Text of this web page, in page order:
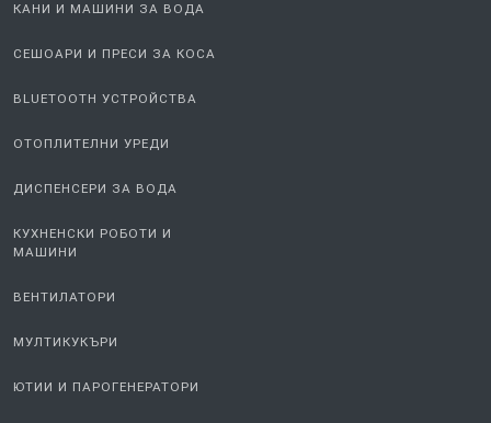
КАНИ И МАШИНИ ЗА ВОДА
СЕШОАРИ И ПРЕСИ ЗА КОСА
BLUETOOTH УСТРОЙСТВА
ОТОПЛИТЕЛНИ УРЕДИ
ДИСПЕНСЕРИ ЗА ВОДА
КУХНЕНСКИ РОБОТИ И
МАШИНИ
ВЕНТИЛАТОРИ
МУЛТИКУКЪРИ
ЮТИИ И ПАРОГЕНЕРАТОРИ